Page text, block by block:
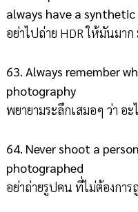
always have a
อย่าไปถ่าย HDR ให้มันมา
63. Always remember
photography
พยายามระลึกเสมอๆ ว่า อ
64. Never shoot a
photographed
อย่าถ่ายรูปคน ที่ไม่ต้องการ